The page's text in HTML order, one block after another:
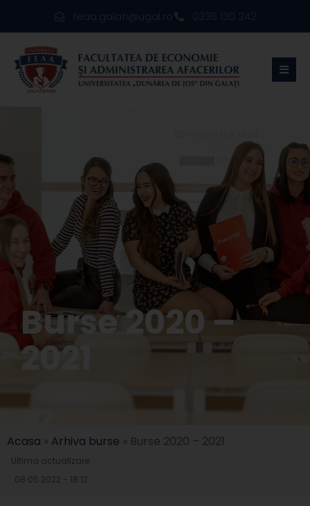
feaa.galati@ugal.ro 0336 130 242
Burse 2020 –
2021
Acasa » Arhiva burse » Burse 2020 – 2021
Ultima actualizare:
08.05.2022 - 18:12